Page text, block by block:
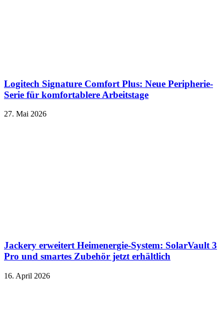
Logitech Signature Comfort Plus: Neue Peripherie-
Serie für komfortablere Arbeitstage
27. Mai 2026
Jackery erweitert Heimenergie-System: SolarVault 3
Pro und smartes Zubehör jetzt erhältlich
16. April 2026